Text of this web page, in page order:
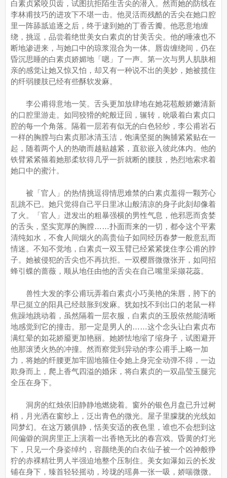
白素贞紧咬贝齿，试图抗拒陌生舌尖的潜入。然而她的防线在
李林甫技巧的进攻下不堪一击。他灵活而残酷的舌尖在她口腔
里一阵舔舐追逐之后，终于逮到她的丁香舌瓣。他恶意地缠
绕，挑逗，品尝着绝世美女白素贞的甘美舌尖。他的唾液也不
断地渗进来，与她口中的琼浆混合为一体。唇齿缠绕间，仍在
昏沉思睡的白素贞娇媚地「嗯」了一声。第一次与男人肌肤相
亲的感觉让她又惊又怕，却又有一种说不出的美妙，她被揽住
的纤弱腰肢已经有些酥软发麻。
李公甫得意地一笑。舌头更加放肆地在她花苞般娇嫩清新
的口腔里游走。如同狡猾的蛇般迂回，辗转，吮吸着白素贞口
腔的每一个角落。隔着一层若有似无的白色轻纱，李公甫岩石
一样的胸膛与白素贞那冰清玉洁，饱满坚挺的胸脯紧紧贴在一
起，随着两个人的热吻而越贴越紧，直欲嵌入彼此体内。他的
铁臂紧紧箍着她那柔软得几乎一折就断的腰肢，热烈地索求着
她口中的蜜汁。
被「官人」的热情挑逗得情思难禁的白素贞羞得一颗芳心
乱跳不已。她只觉得自己平日里冰山般清凉的身子此刻却像着
了火。「官人」迸发出的粗暴强横的男性气息，他邪恶而贪婪
的舌头，坚实宽厚的胸膛……扑面而来的一切，都令这个平素
清纯如水，不食人间烟火的高贵仙子如同经历春梦一般意乱而
情迷。不知不觉地，白素贞一双玉臂已经紧紧拢住李公甫的脖
子。她被侵犯的舌尖也不再抗拒。一双樱唇微微张开，如同招
蜂引蝶的蔷薇，顺从地任由他的舌尖在自己嘴里采撷花蕊。
兽性大发的李公甫玩弄着白素贞小巧美艳的朱唇，胯下的
早已挺立的阳具已经鼓胀到发麻。犹如找不到出口的老鼠一样
焦躁地跳动着，虽然隔着一层衣服，白素贞的玉股依然能清晰
地感觉到它的撞击。那一定是男人的……这个念头让白素贞布
满红晕的如花娇靥更加艳丽。她娇怯地缩了缩身子，试图避开
他那滚烫火热的冲撞。然而察觉到异动的李公甫手上略一加
力，将她的纤腰更加牢固地箍住令她上身完全动弹不得，一边
欺身而上，爬上香气四溢的婚床，将白素贞的一双晶莹玉腿完
全压在身下。
洞房的红烛依旧静静地燃烧着。窗外的银色月盘已升过树
梢，月光洒在窗纱上，泛出青色的微光。屋子里朦胧的光线如
同梦幻。在这万籁俱静，恬美安适的夜色里，谁也不会想到这
间偏僻的洞房里正上演着一出香艳无比的春宫戏。昏黄的灯光
下，只见一个身姿绰约，容颜绝美的白衣仙子被一个凶神般狰
狞的赤裸精壮男人半强迫地整个压制住。美女如瀑如云的长发
铺在身下，臻首轻轻摇动，玲珑的瑶鼻一张一吸，娇喘微微。